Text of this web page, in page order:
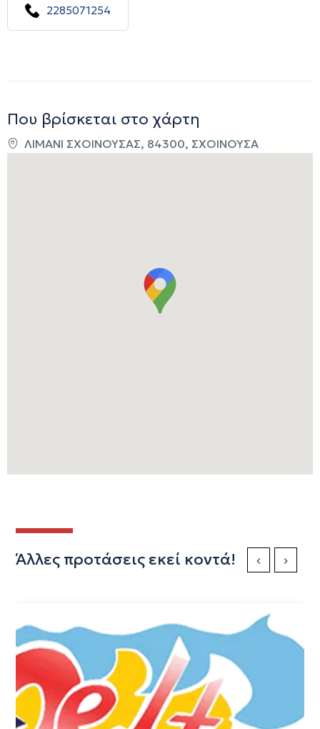
2285071254
Που βρίσκεται στο χάρτη
ΛΙΜΑΝΙ ΣΧΟΙΝΟΥΣΑΣ, 84300, ΣΧΟΙΝΟΥΣΑ
Άλλες προτάσεις εκεί κοντά! Previous Slide
Next